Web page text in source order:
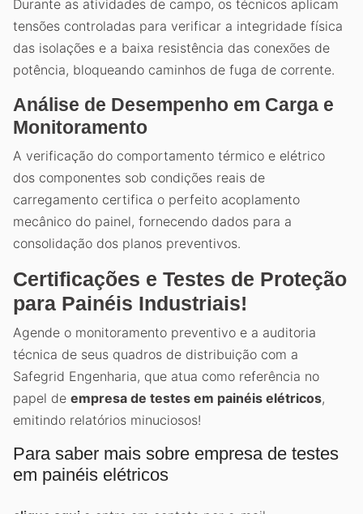
Durante as atividades de campo, os técnicos aplicam
tensões controladas para verificar a integridade física
das isolações e a baixa resistência das conexões de
potência, bloqueando caminhos de fuga de corrente.
Análise de Desempenho em Carga e
Monitoramento
A verificação do comportamento térmico e elétrico
dos componentes sob condições reais de
carregamento certifica o perfeito acoplamento
mecânico do painel, fornecendo dados para a
consolidação dos planos preventivos.
Certificações e Testes de Proteção
para Painéis Industriais!
Agende o monitoramento preventivo e a auditoria
técnica de seus quadros de distribuição com a
Safegrid Engenharia, que atua como referência no
papel de empresa de testes em painéis elétricos,
emitindo relatórios minuciosos!
Para saber mais sobre empresa de testes
em painéis elétricos